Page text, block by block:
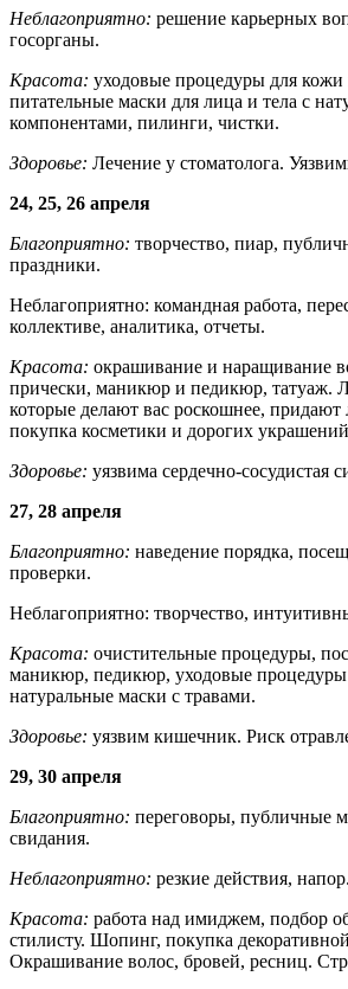
Неблагоприятно: решение карьерных
госорганы.
Красота: уходовые процедуры для кожи
питательные маски для лица и тела с
компонентами, пилинги, чистки.
Здоровье: Лечение у стоматолога.
24, 25, 26 апреля
Благоприятно: творчество, пиар,
праздники.
Неблагоприятно: командная работа,
коллективе, аналитика, отчеты.
Красота: окрашивание и наращивание
прически, маникюр и педикюр, татуаж.
которые делают вас роскошнее,
покупка косметики и дорогих
Здоровье: уязвима сердечно-сосудистая
27, 28 апреля
Благоприятно: наведение порядка,
проверки.
Неблагоприятно: творчество,
Красота: очистительные процедуры,
маникюр, педикюр, уходовые процедуры
натуральные маски с травами.
Здоровье: уязвим кишечник. Риск
29, 30 апреля
Благоприятно: переговоры, публичные
свидания.
Неблагоприятно: резкие действия, напор.
Красота: работа над имиджем, подбор
стилисту. Шопинг, покупка
Окрашивание волос, бровей, ресниц.